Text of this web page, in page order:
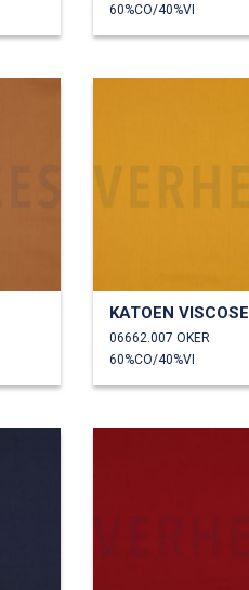
60%CO/40%VI
KATOEN VISCOSE
06662.007 OKER
60%CO/40%VI